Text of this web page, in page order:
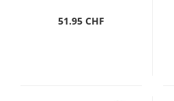
51.95 CHF